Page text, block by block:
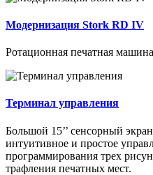
Модернизация Stork RD IV
Ротационная печатная
Терминал управления
Большой 15’’ сенсорный
интуитивное и простое
программирования трех
трафления печатных мест.